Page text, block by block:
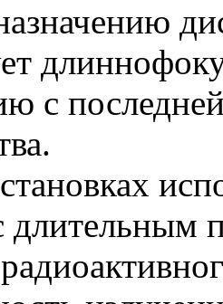
с
длительным